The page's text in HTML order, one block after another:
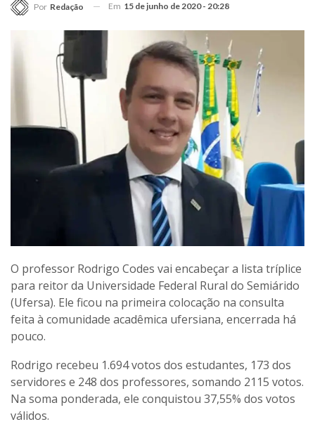
Por Redação Em 15 de junho de 2020 - 20:28
O professor Rodrigo Codes vai encabeçar a lista tríplice
para reitor da Universidade Federal Rural do Semiárido
(Ufersa). Ele ficou na primeira colocação na consulta
feita à comunidade acadêmica ufersiana, encerrada há
pouco.
Rodrigo recebeu 1.694 votos dos estudantes, 173 dos
servidores e 248 dos professores, somando 2115 votos.
Na soma ponderada, ele conquistou 37,55% dos votos
válidos.